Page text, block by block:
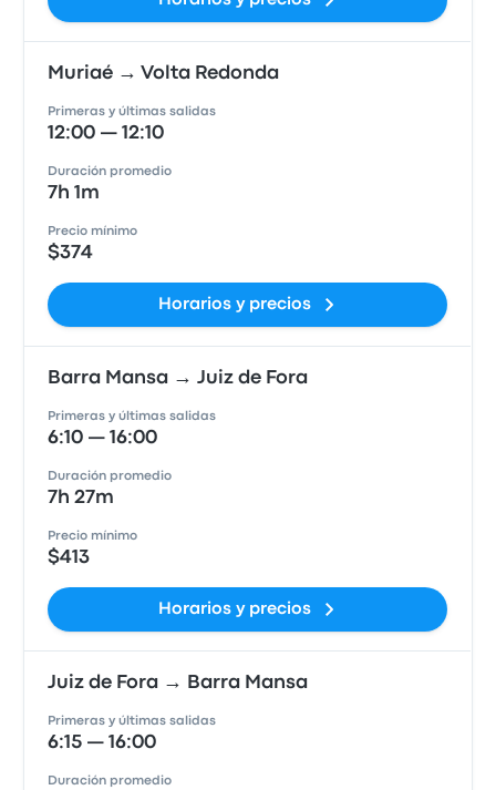
Muriaé → Volta Redonda
Primeras y últimas salidas
12:00 — 12:10
Duración promedio
7h 1m
Precio mínimo
$374
Horarios y precios
Barra Mansa → Juiz de Fora
Primeras y últimas salidas
6:10 — 16:00
Duración promedio
7h 27m
Precio mínimo
$413
Horarios y precios
Juiz de Fora → Barra Mansa
Primeras y últimas salidas
6:15 — 16:00
Duración promedio